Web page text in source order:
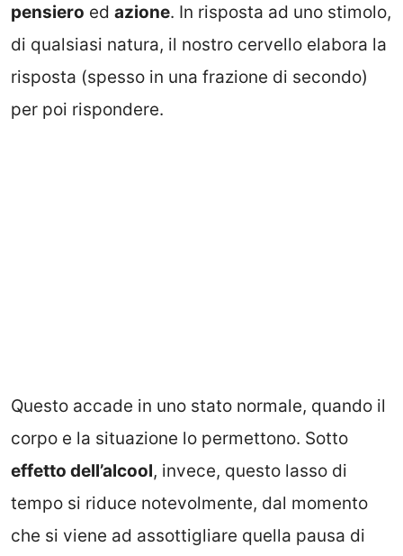
pensiero ed azione. In risposta ad uno stimolo,
di qualsiasi natura, il nostro cervello elabora la
risposta (spesso in una frazione di secondo)
per poi rispondere.
Questo accade in uno stato normale, quando il
corpo e la situazione lo permettono. Sotto
effetto dell’alcool, invece, questo lasso di
tempo si riduce notevolmente, dal momento
che si viene ad assottigliare quella pausa di